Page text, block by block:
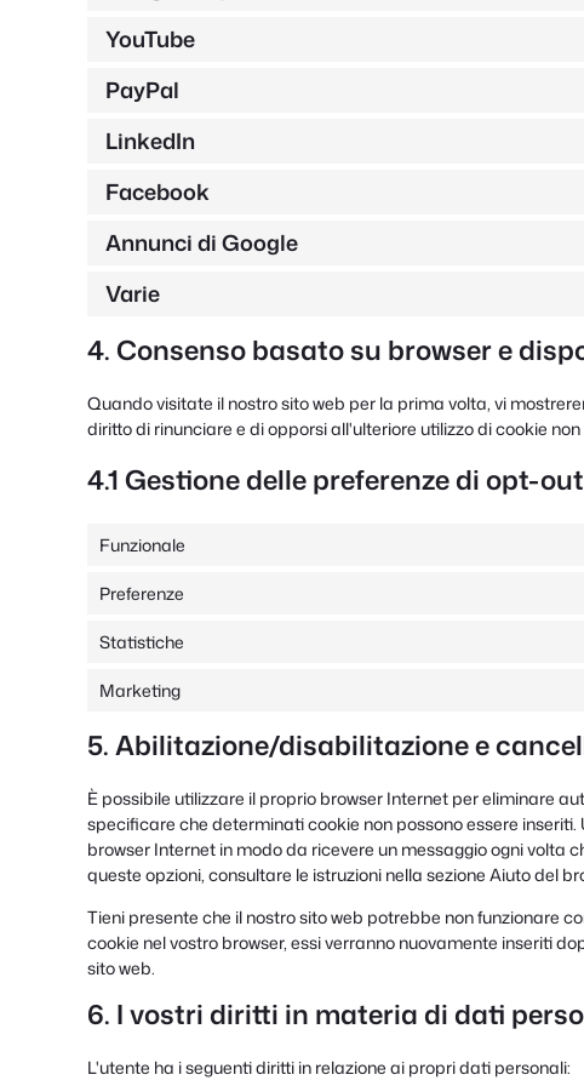
YouTube
PayPal
LinkedIn
Facebook
Annunci di Google
Varie
4. Consenso basato su browser e
Quando visitate il nostro sito web per la prima volta, vi
diritto di rinunciare e di opporsi all'ulteriore utilizzo di cookie non
4.1 Gestione delle preferenze di opt-out
Funzionale
Preferenze
Statistiche
Marketing
5. Abilitazione/disabilitazione e
È possibile utilizzare il proprio browser Internet per eliminare
specificare che determinati cookie non possono essere
browser Internet in modo da ricevere un messaggio ogni volta
queste opzioni, consultare le istruzioni nella sezione Aiuto del
Tieni presente che il nostro sito web potrebbe non funzionare
cookie nel vostro browser, essi verranno nuovamente inseriti
sito web.
6. I vostri diritti in materia di dati
L'utente ha i seguenti diritti in relazione ai propri dati personali: